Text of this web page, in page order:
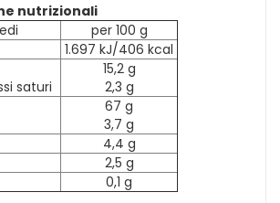
nutrizionali
per 100 g
1.697 kJ/406 kcal
saturi
15,2 g
2,3 g
67 g
3,7 g
4,4 g
2,5 g
0,1 g